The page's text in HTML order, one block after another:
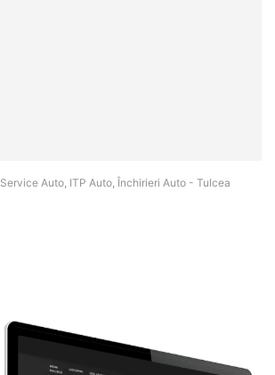
Service Auto, ITP Auto, Închirieri Auto - Tulcea